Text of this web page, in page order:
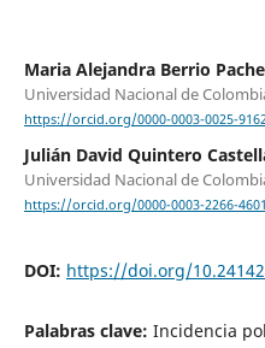
Maria Alejandra Berrio
Universidad Nacional de
https://orcid.org/0000-0003-0025-
Julián David Quintero
Universidad Nacional de
https://orcid.org/0000-0003-2266-4601
DOI: https://doi.org/
Palabras clave: Incidencia